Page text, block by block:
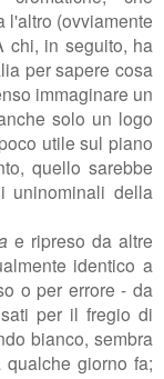
l'altro (ovviamente
chi, in seguito, ha
per sapere cosa
immaginare un
solo un logo
utile sul piano
quello sarebbe
uninominali della
e ripreso da altre
identico a
o per errore - da
per il fregio di
bianco, sembra
giorno fa;